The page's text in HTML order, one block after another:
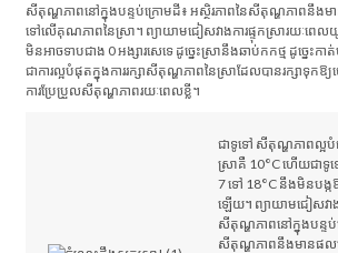
សីតុណ្ហភាពនៅក្នុងបន្ទប់ក្រោមដី៖ អស្ថិរភាពនៃសីតុណ្ហភាពនឹង
ទៅលើគុណភាពនៃស្រា។ ព្យាយាមជៀសវាងការផ្ទុកស្រារយៈពេល
មិនអាចទាបជាង 0 អង្សារសេទេ ដូច្នេះស្រានឹងឆាប់កកថ្ម ដូច្នេះក
ជាការល្អបំផុតក្នុងការរក្សាសីតុណ្ហភាពនៃស្រាដែលបានរក្សាទុកឱ្
ការប្រែប្រួលសីតុណ្ហភាពរយៈពេលខ្លី។
ជាទូទៅ សីតុណ្ហភាពល្អបំ
ស្រាគឺ 10°C ហើយជាទូ
7 ទៅ 18°C ​​នឹងមិនបង្ក
ឡើយ។ ព្យាយាមជៀសវាង
សីតុណ្ហភាពនៅក្នុងបន្ទប់
សីតុណ្ហភាពនឹងមានផល